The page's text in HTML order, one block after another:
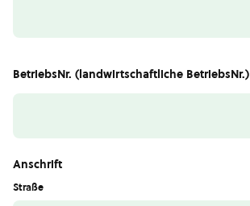
BetriebsNr. (landwirtschaftliche BetriebsNr.)
Anschrift
Straße